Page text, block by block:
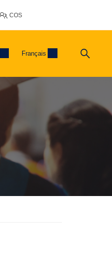
COS
Français